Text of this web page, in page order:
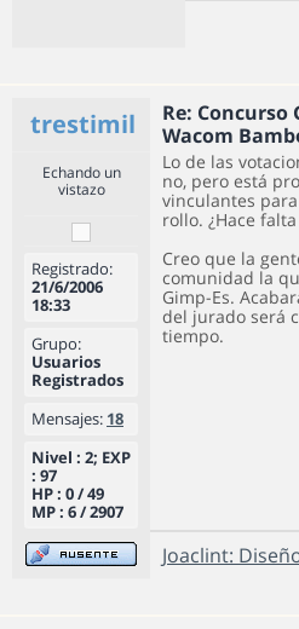
trestimil
Re: Concurso
Wacom
Echando un
vistazo
Registrado:
21/6/2006
18:33
Grupo:
Usuarios
Registrados
Mensajes: 18
Nivel : 2; EXP
: 97
HP : 0 / 49
MP : 6 / 2907
Lo de las
no, pero está
vinculantes
rollo. ¿Hace
Creo que la
comunidad la
Gimp-Es.
del jurado será
tiempo.
Joaclint: